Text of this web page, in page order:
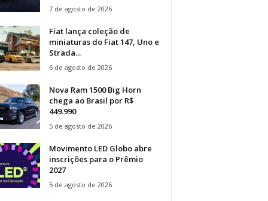
7 de agosto de 2026
Fiat lança coleção de
miniaturas do Fiat 147, Uno e
Strada...
6 de agosto de 2026
Nova Ram 1500 Big Horn
chega ao Brasil por R$
449.990
5 de agosto de 2026
Movimento LED Globo abre
inscrições para o Prêmio
2027
5 de agosto de 2026